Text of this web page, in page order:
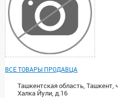
ВСЕ ТОВАРЫ ПРОДАВЦА
Ташкентская область, Ташкент,
Халка Йули, д.16